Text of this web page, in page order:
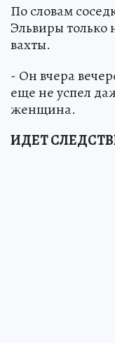
По словам
Эльвиры только
вахты.
- Он вчера
еще не успел
женщина.
ИДЕТ